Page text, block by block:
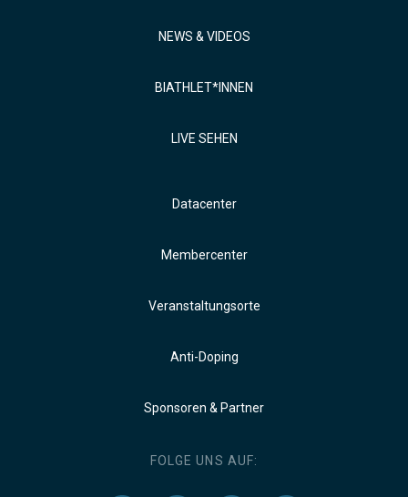
NEWS & VIDEOS
BIATHLET*INNEN
LIVE SEHEN
Datacenter
Membercenter
Veranstaltungsorte
Anti-Doping
Sponsoren & Partner
FOLGE UNS AUF: